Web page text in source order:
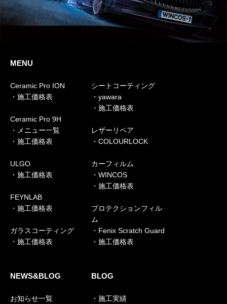
MENU
Ceramic Pro ION
・施工価格表
Ceramic Pro 9H
・メニュー一覧
・施工価格表
ULGO
・施工価格表
FEYNLAB
・施工価格表
ガラスコーティング
・施工価格表
シートコーティング
・yawara
・施工価格表
レザーリペア
・COLOURLOCK
カーフィルム
・WINCOS
・施工価格表
プロテクションフィル
ム
・Fenix Scratch Guard
・施工価格表
NEWS&BLOG
お知らせ一覧
BLOG
・施工実績